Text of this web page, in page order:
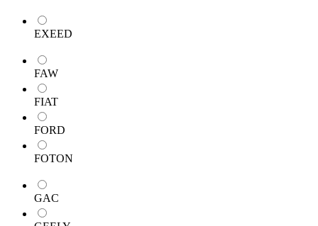
EXEED
FAW
FIAT
FORD
FOTON
GAC